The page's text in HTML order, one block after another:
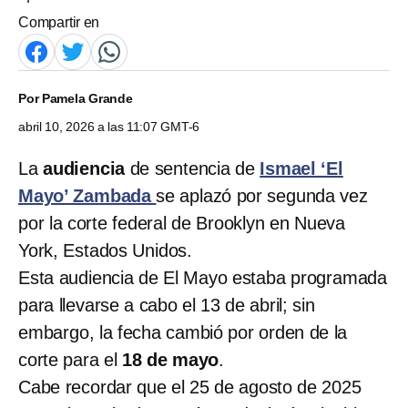
Compartir en
PorPamela Grande
abril 10, 2026 a las 11:07 GMT-6
Laaudienciade sentencia de Ismael ‘El
Mayo’ Zambada se aplazó por segunda vez
por la corte federal de Brooklyn en Nueva
York, Estados Unidos.
Esta audiencia de El Mayo estaba programada
para llevarse a cabo el 13 de abril; sin
embargo, la fecha cambió por orden de la
corte para el 18 de mayo.
Cabe recordar que el 25 de agosto de 2025